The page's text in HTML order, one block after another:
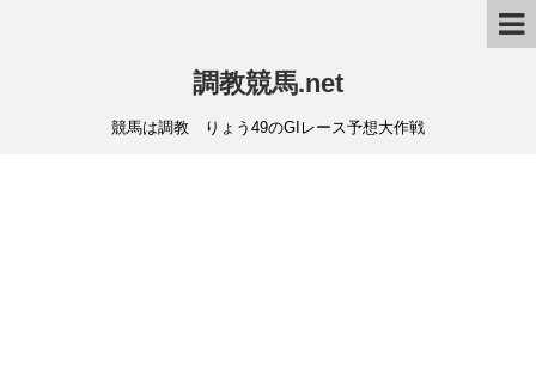
調教競馬.net
競馬は調教 りょう49のGIレース予想大作戦